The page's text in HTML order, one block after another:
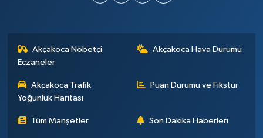
Akçakoca Nöbetçi
Eczaneler
Akçakoca Hava Durumu
Akçakoca Trafik
Yoğunluk Haritası
Puan Durumu ve Fikstür
Tüm Manşetler Son Dakika Haberleri